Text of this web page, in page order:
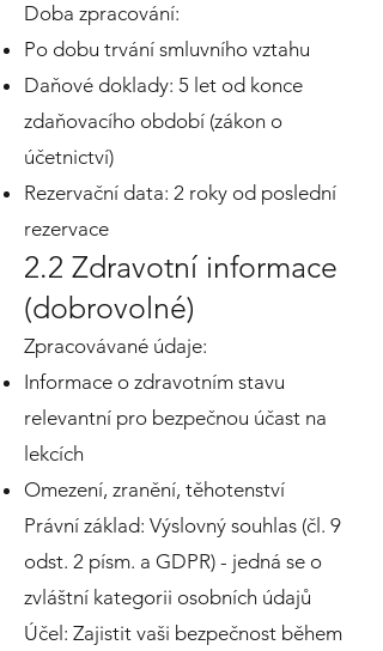
Doba zpracování:
Po dobu trvání smluvního vztahu
Daňové doklady: 5 let od konce
zdaňovacího období (zákon o
účetnictví)
Rezervační data: 2 roky od poslední
rezervace
2.2 Zdravotní informace
(dobrovolné)
Zpracovávané údaje:
Informace o zdravotním stavu
relevantní pro bezpečnou účast na
lekcích
Omezení, zranění, těhotenství
Právní základ: Výslovný souhlas (čl. 9
odst. 2 písm. a GDPR) - jedná se o
zvláštní kategorii osobních údajů
Účel: Zajistit vaši bezpečnost během